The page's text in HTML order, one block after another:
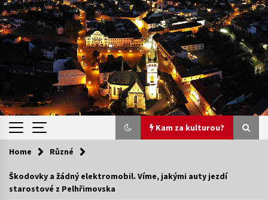
Kam za kulturou?
Kam za kulturou?
Home Různé
Škodovky a žádný elektromobil. Víme, jakými auty jezdí
starostové z Pelhřimovska